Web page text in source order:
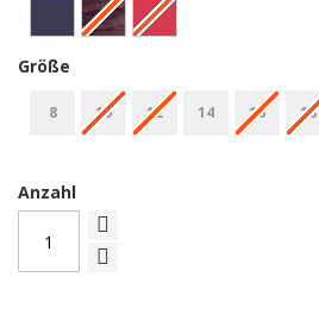
Größe
8 10 12 14 16 18
Anzahl